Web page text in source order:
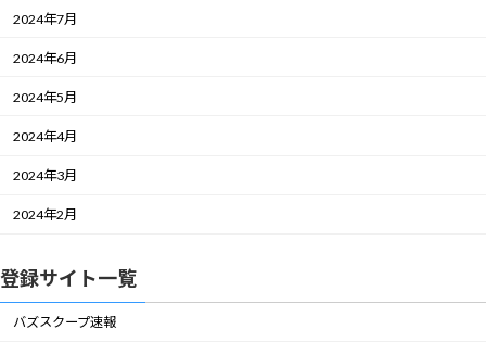
2024年7月
2024年6月
2024年5月
2024年4月
2024年3月
2024年2月
登録サイト一覧
バズスクープ速報